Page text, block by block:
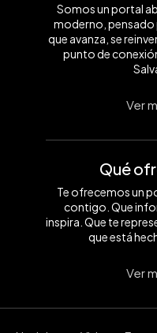
Somos un portal
moderno, pensado
que avanza, se
punto de
Ver
Qué
Te ofrecemos un
contigo. Que
inspira. Que te
que está
Ver